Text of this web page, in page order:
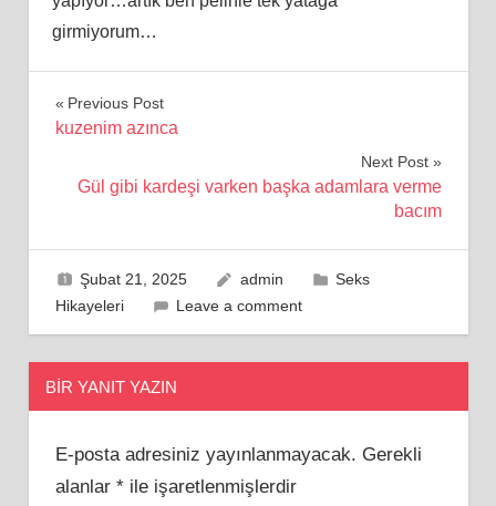
girmiyorum…
Yazı
Previous Post
kuzenim azınca
Next Post
Gül gibi kardeşi varken başka adamlara verme
bacım
Şubat 21, 2025 admin
Seks
Hikayeleri
Leave a comment
BIR YANIT YAZIN
E-posta adresiniz yayınlanmayacak. Gerekli
alanlar *ile işaretlenmişlerdir